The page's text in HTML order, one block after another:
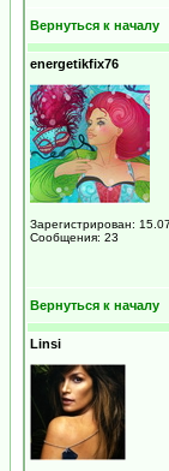
Вернуться к началу
energetikfix76
Зарегистрирован:
Сообщения: 23
Вернуться к началу
Linsi